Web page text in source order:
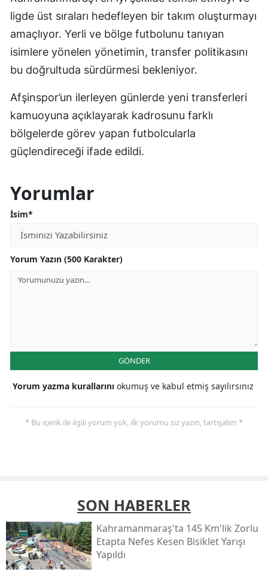
ligde üst sıraları hedefleyen bir takım oluşturmayı
amaçlıyor. Yerli ve bölge futbolunu tanıyan
isimlere yönelen yönetimin, transfer politikasını
bu doğrultuda sürdürmesi bekleniyor.
Afşinspor’un ilerleyen günlerde yeni transferleri
kamuoyuna açıklayarak kadrosunu farklı
bölgelerde görev yapan futbolcularla
güçlendireceği ifade edildi.
Yorumlar
İsim*
Yorum Yazın (500 Karakter)
GÖNDER
Yorum yazma kurallarını okumuş ve kabul etmiş sayılırsınız
* Bu içerik ile ilgili yorum yok, ilk yorumu siz yazın, tartışalım *
SON HABERLER
Kahramanmaraş'ta 145 Km'lik Zorlu
Etapta Nefes Kesen Bisiklet Yarışı
Yapıldı